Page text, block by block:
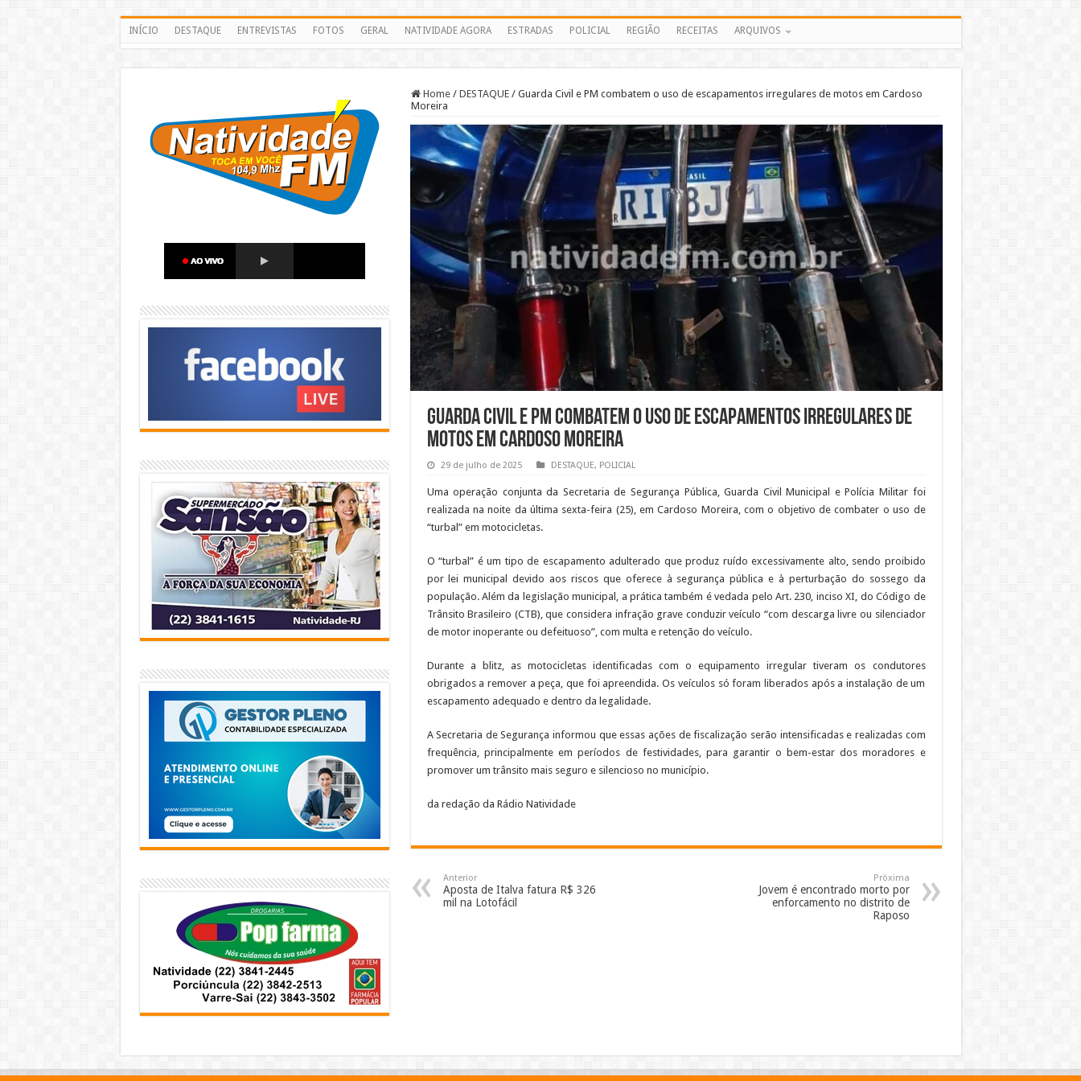
INÍCIO DESTAQUE ENTREVISTAS FOTOS GERAL NATIVIDADE AGORA ESTRADAS POLICIAL REGIÃO RECEITAS ARQUIVOS
Home / DESTAQUE / Guarda Civil e PM combatem o uso de escapamentos irregulares de motos em Cardoso
Moreira
Guarda Civil e PM combatem o uso de escapamentos irregulares de
motos em Cardoso Moreira
29 de julho de 2025 DESTAQUE, POLICIAL
Uma operação conjunta da Secretaria de Segurança Pública, Guarda Civil Municipal e Polícia Militar foi
realizada na noite da última sexta-feira (25), em Cardoso Moreira, com o objetivo de combater o uso de
“turbal” em motocicletas.
O “turbal” é um tipo de escapamento adulterado que produz ruído excessivamente alto, sendo proibido
por lei municipal devido aos riscos que oferece à segurança pública e à perturbação do sossego da
população. Além da legislação municipal, a prática também é vedada pelo Art. 230, inciso XI, do Código de
Trânsito Brasileiro (CTB), que considera infração grave conduzir veículo “com descarga livre ou silenciador
de motor inoperante ou defeituoso”, com multa e retenção do veículo.
Durante a blitz, as motocicletas identificadas com o equipamento irregular tiveram os condutores
obrigados a remover a peça, que foi apreendida. Os veículos só foram liberados após a instalação de um
escapamento adequado e dentro da legalidade.
A Secretaria de Segurança informou que essas ações de fiscalização serão intensificadas e realizadas com
frequência, principalmente em períodos de festividades, para garantir o bem-estar dos moradores e
promover um trânsito mais seguro e silencioso no município.
da redação da Rádio Natividade
Anterior
Aposta de Italva fatura R$ 326
mil na Lotofácil
Próxima
Jovem é encontrado morto por
enforcamento no distrito de
Raposo